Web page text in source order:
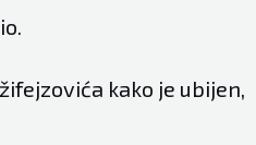
kako je ubijen,